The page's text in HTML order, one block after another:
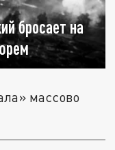
бросает на
массово